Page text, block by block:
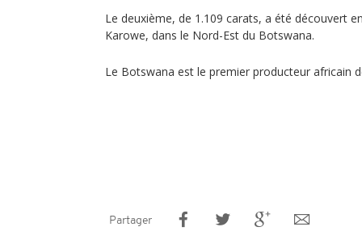
Le deuxième, de 1.109 carats, a été découvert
Karowe, dans le Nord-Est du Botswana.
Le Botswana est le premier producteur africain
Partager